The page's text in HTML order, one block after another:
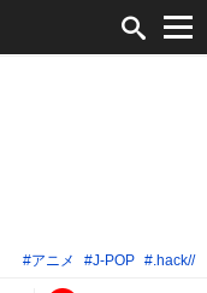
#アニメ
#J-POP #.hack//